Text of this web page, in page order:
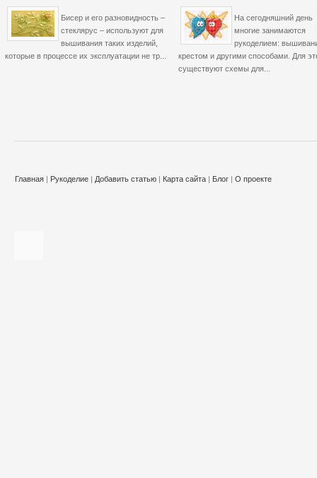
Бисер и его разновидность –
стеклярус – используют для
вышивания таких изделий,
которые в процессе их эксплуатации не тр...
На сегодняшний день
многие занимаются
рукоделием:
крестом и другими способами. Для
существуют схемы для...
Главная | Рукоделие | Добавить статью | Карта сайта | Блог | О проекте